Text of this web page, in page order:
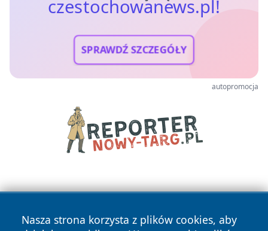
czestochowanews.pl!
SPRAWDŹ SZCZEGÓŁY
autopromocja
Nasza strona korzysta z plików cookies, aby